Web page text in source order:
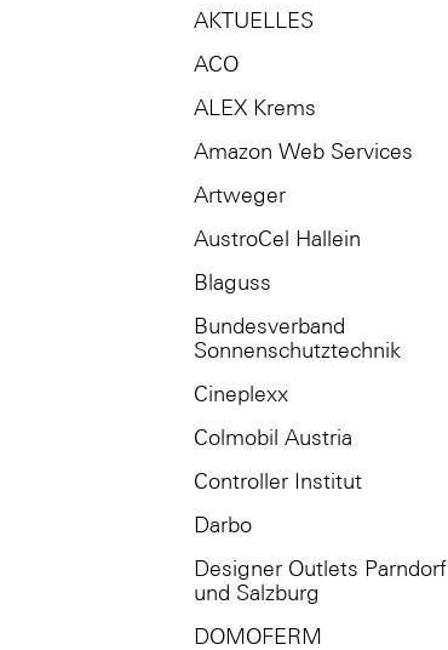
AKTUELLES
ACO
ALEX Krems
Amazon Web Services
Artweger
AustroCel Hallein
Blaguss
Bundesverband
Sonnenschutztechnik
Cineplexx
Colmobil Austria
Controller Institut
Darbo
Designer Outlets Parndorf
und Salzburg
DOMOFERM